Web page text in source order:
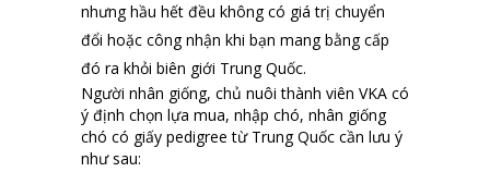
nhưng hầu hết đều không có giá trị chuyển
đổi hoặc công nhận khi bạn mang bằng cấp
đó ra khỏi biên giới Trung Quốc.
Người nhân giống, chủ nuôi thành viên VKA có
ý định chọn lựa mua, nhập chó, nhân giống
chó có giấy pedigree từ Trung Quốc cần lưu ý
như sau: